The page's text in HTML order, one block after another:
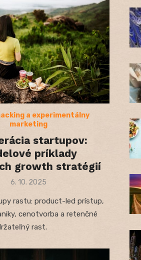
a experimentálny
marketing
startupov:
príklady
growth stratégií
Posted
6. 10. 2025
rastu: product-led prístup,
cenotvorba a retenčné
rast.